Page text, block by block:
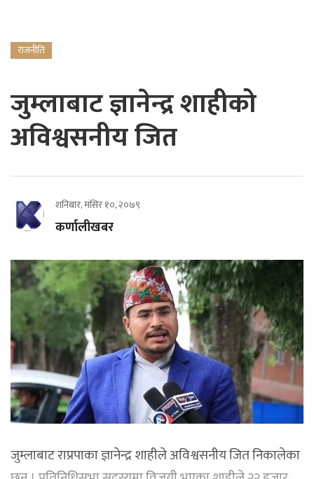
राजनीति
जुम्लाबाट ज्ञानेन्द्र शाहीको
अविश्वसनीय जित
शनिबार, मंसिर १०, २०७९
कर्णालीखबर
जुम्लाबाट राप्रपाका ज्ञानेन्द्र शाहीले अविश्वसनीय जित निकालेका